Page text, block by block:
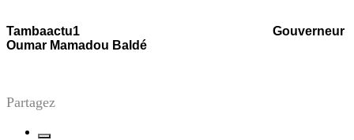
Tambaactu1
Gouverneur
Oumar Mamadou Baldé
Partagez